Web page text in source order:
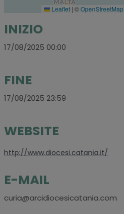
Leaflet | ©OpenStreetMap
INIZIO
17/08/2025 00:00
FINE
17/08/2025 23:59
WEBSITE
http://www.diocesi.catania.it/
E-MAIL
curia@arcidiocesicatania.com